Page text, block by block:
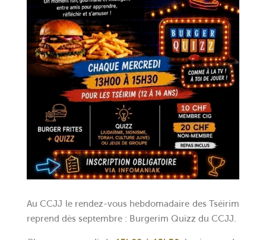
Au CCJJ le rendez-vous hebdomadaire des Tséirim
reprend dès septembre : Burgerim Quizz du CCJJ.